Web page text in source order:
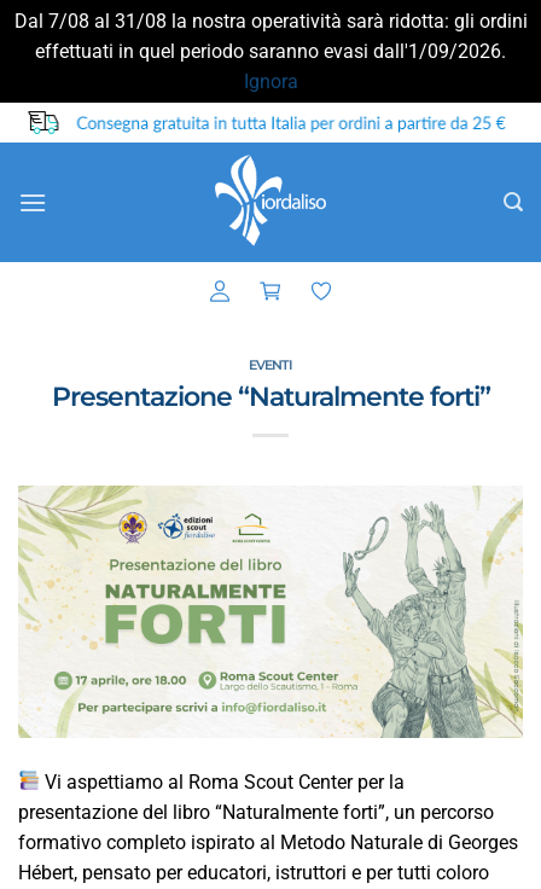
Dal 7/08 al 31/08 la nostra operatività sarà ridotta: gli ordini
effettuati in quel periodo saranno evasi dall'1/09/2026.
Ignora
Salta
ai
EVENTI
Presentazione “Naturalmente forti”
Vi aspettiamo al Roma Scout Center per la
presentazione del libro “Naturalmente forti”, un percorso
formativo completo ispirato al Metodo Naturale di Georges
Hébert, pensato per educatori, istruttori e per tutti coloro